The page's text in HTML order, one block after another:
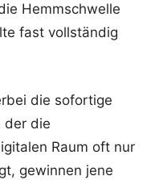
Hemmschwelle
fast vollständig
die sofortige
der die
Raum oft nur
gewinnen jene